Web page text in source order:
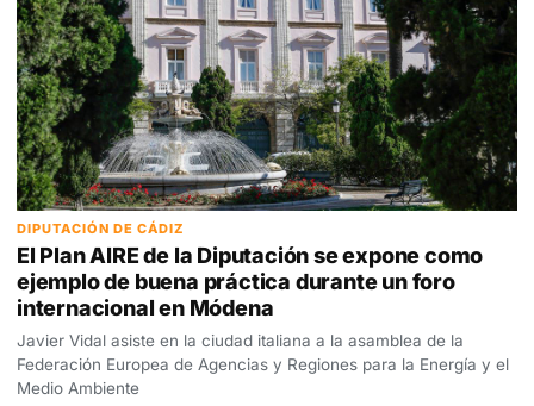
DIPUTACIÓN DE CÁDIZ
El Plan AIRE de la Diputación se expone como
ejemplo de buena práctica durante un foro
internacional en Módena
Javier Vidal asiste en la ciudad italiana a la asamblea de la
Federación Europea de Agencias y Regiones para la Energía y el
Medio Ambiente